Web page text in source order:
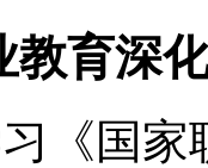
教育深
《国家